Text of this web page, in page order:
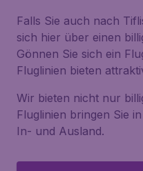
Falls Sie auch nach
sich hier über einen
Gönnen Sie sich ein
Fluglinien bieten
Wir bieten nicht nur
Fluglinien bringen Sie
In- und Ausland.